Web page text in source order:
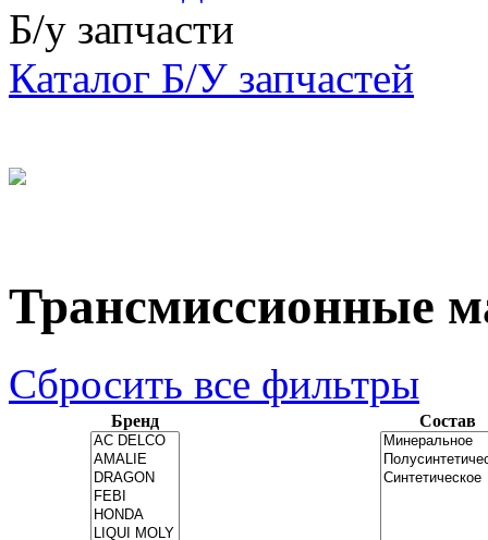
Б/у запчасти
Каталог Б/У запчастей
Трансмиссионные
Сбросить все фильтры
Бренд Состав